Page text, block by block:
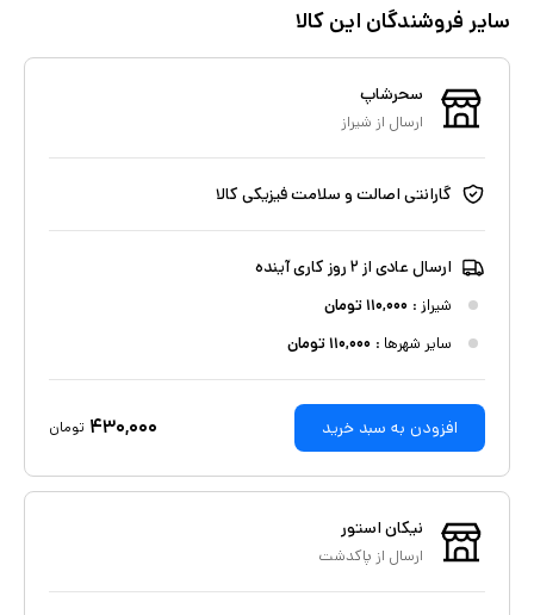
سایر فروشندگان این کالا
سحرشاپ
ارسال از شیراز
گارانتی اصالت و سلامت فیزیکی کالا
ارسال عادی از ۲ روز کاری آینده
شیراز : ۱۱۰,۰۰۰تومان
سایر شهرها : ۱۱۰,۰۰۰تومان
افزودن به سبد خرید ۴۳۰,۰۰۰ تومان
نیکان استور
ارسال از پاکدشت